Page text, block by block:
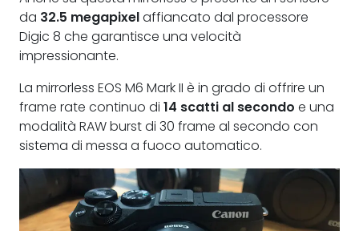
da 32.5 megapixelaffiancato dal processore
Digic 8 che garantisce una velocità
impressionante.
La mirrorless EOS M6 Mark II è in grado di offrire un
frame rate continuo di 14 scatti al secondo e una
modalità RAW burst di 30 frame al secondo con
sistema di messa a fuoco automatico.